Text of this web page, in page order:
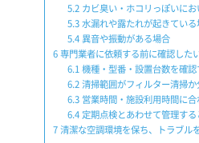
5.2カビ臭い・ホコリっぽいにお
5.3水漏れや露たれが起きている
5.4異音や振動がある場合
6専門業者に依頼する前に確認した
6.1 機種・型番・設置台数を確認
6.2清掃範囲がフィルター清掃か
6.3営業時間・施設利用時間に
6.4定期点検とあわせて管理する
7清潔な空調環境を保ち、トラブル